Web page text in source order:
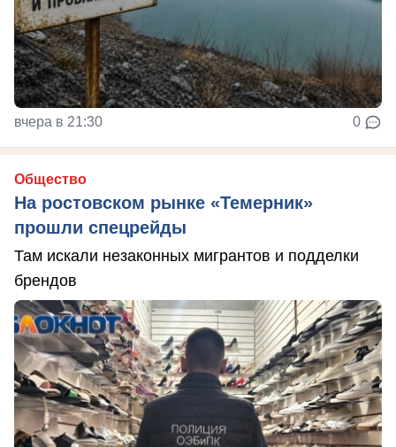
вчера в 21:30 0
Общество
На ростовском рынке «Темерник»
прошли спецрейды
Там искали незаконных мигрантов и подделки
брендов